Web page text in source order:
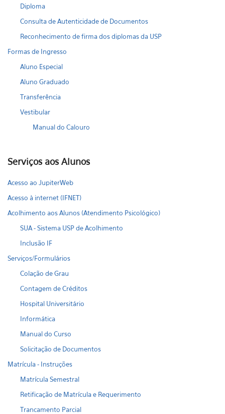
Diploma
Consulta de Autenticidade de Documentos
Reconhecimento de firma dos diplomas da USP
Formas de Ingresso
Aluno Especial
Aluno Graduado
Transferência
Vestibular
Manual do Calouro
Serviços aos Alunos
Acesso ao JupiterWeb
Acesso à internet (IFNET)
Acolhimento aos Alunos (Atendimento Psicológico)
SUA - Sistema USP de Acolhimento
Inclusão IF
Serviços/Formulários
Colação de Grau
Contagem de Créditos
Hospital Universitário
Informática
Manual do Curso
Solicitação de Documentos
Matrícula - Instruções
Matrícula Semestral
Retificação de Matrícula e Requerimento
Trancamento Parcial